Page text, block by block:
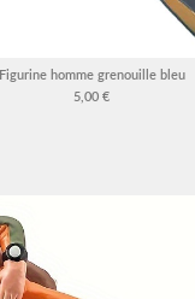
Figurine homme grenouille bleu
5,00 €